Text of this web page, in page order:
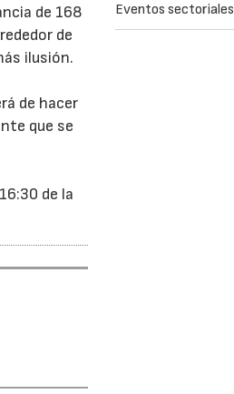
de 168
de
ilusión.
de hacer
que se
de la
Eventos sectoriales